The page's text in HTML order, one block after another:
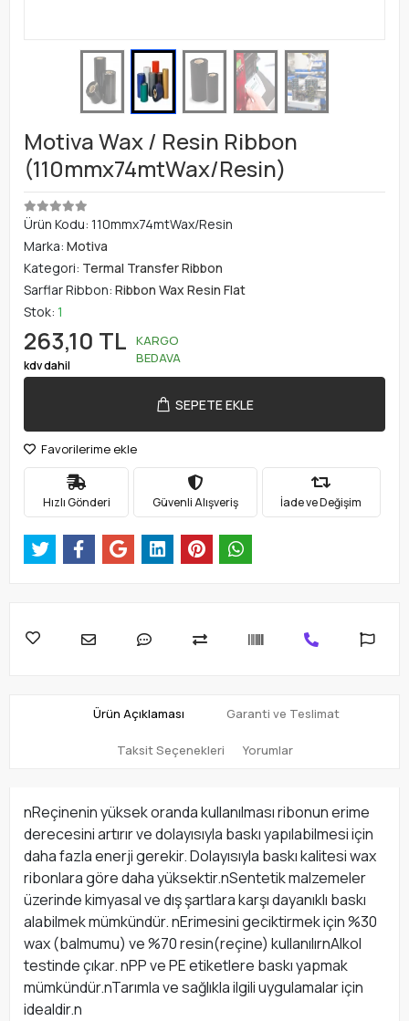
Motiva Wax / Resin Ribbon
(110mmx74mtWax/Resin)
Ürün Kodu: 110mmx74mtWax/Resin
Marka: Motiva
Kategori: Termal Transfer Ribbon
Sarflar Ribbon: Ribbon Wax Resin Flat
Stok: 1
263,10 TL
kdv dahil
KARGO
BEDAVA
SEPETE EKLE
Favorilerime ekle
Hızlı Gönderi Güvenli Alışveriş İade ve Değişim
Ürün Açıklaması Garanti ve Teslimat
Taksit Seçenekleri Yorumlar
nReçinenin yüksek oranda kullanılması ribonun erime
derecesini artırır ve dolayısıyla baskı yapılabilmesi için
daha fazla enerji gerekir. Dolayısıyla baskı kalitesi wax
ribonlara göre daha yüksektir.nSentetik malzemeler
üzerinde kimyasal ve dış şartlara karşı dayanıklı baskı
alabilmek mümkündür. nErimesini geciktirmek için %30
wax (balmumu) ve %70 resin(reçine) kullanılırnAlkol
testinde çıkar. nPP ve PE etiketlere baskı yapmak
mümkündür.nTarımla ve sağlıkla ilgili uygulamalar için
idealdir.n